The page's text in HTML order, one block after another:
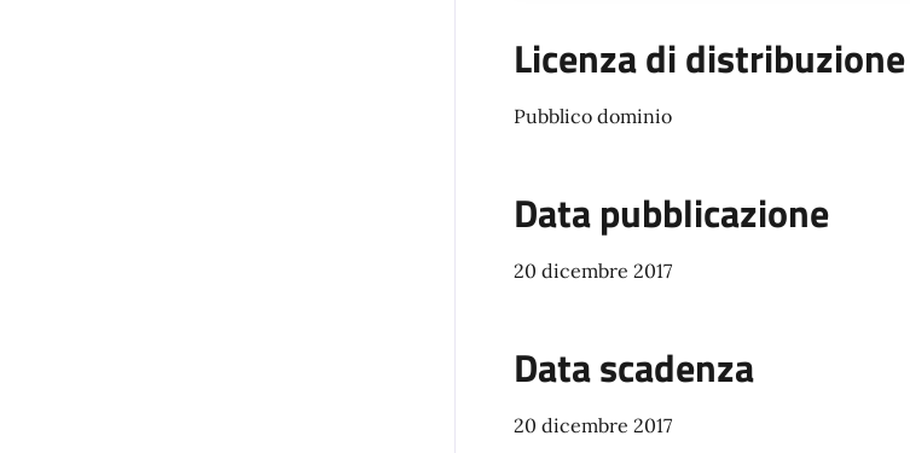
Licenza di distribuzione
Pubblico dominio
Data pubblicazione
20 dicembre 2017
Data scadenza
20 dicembre 2017